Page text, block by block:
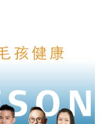
並將交易相關給付款項請求債
之損失，本公司不負相關責
帳號之用戶狀況，依本公司即
之情形，本公司將視審查結果